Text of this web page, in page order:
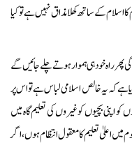
کے ساتھ کھلا مذاق نہیں ہے تو کیا
راہ خود ہی ہموار ہوتے چلے جائیں گے
کہ یہ خالص اسلامی لباس ہے تو اس پر
اپنی بچیوں کو غیروں کی تعلیم گاہ میں
میں اعلیٰ تعلیم کا معقول انتظام ہوں ، اگر